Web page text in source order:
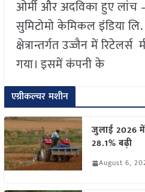
ओर्मी और अदविका हुए लांच
सुमिटोमो केमिकल इंडिया लि.
क्षेत्रान्तर्गत उज्जैन में
गया। इसमें कंपनी के
एग्रीकल्चर मशीन
जुलाई 2026 में
28.1% बढ़ी
August 6,